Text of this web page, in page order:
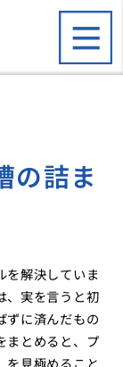
の詰ま
を解決していま
、実を言うと初
ずに済んだもの
まとめると、プ
を見極めること